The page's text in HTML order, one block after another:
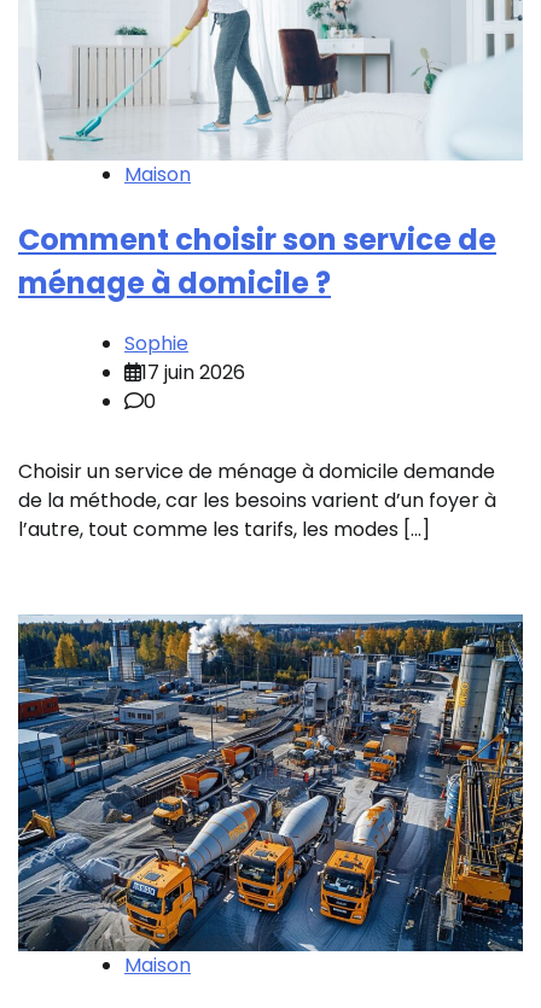
Maison
Comment choisir son service de
ménage à domicile ?
Sophie
17 juin 2026
0
Choisir un service de ménage à domicile demande
de la méthode, car les besoins varient d’un foyer à
l’autre, tout comme les tarifs, les modes […]
Maison